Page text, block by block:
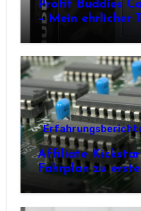
Profit Buddies
– Mein ehrlicher
Weg zum Online-
Affiliate
Fahrplan zu